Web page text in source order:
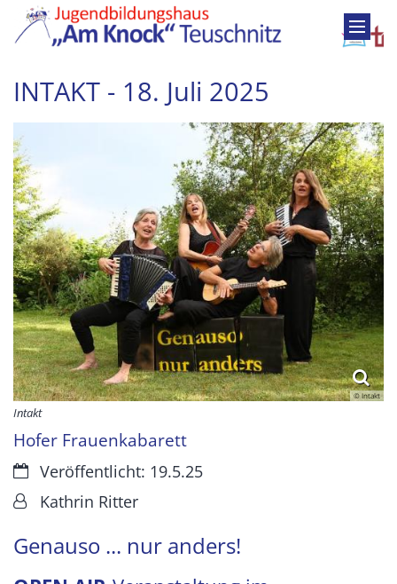
Zum Inhalt springen
INTAKT - 18. Juli 2025
© Intakt
Intakt
Hofer Frauenkabarett
Datum:Veröffentlicht: 19.5.25
Von:Kathrin Ritter
Genauso ... nur anders!